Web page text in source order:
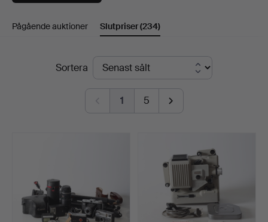
på
Andersson
Pågående auktioner Slutpriser(234)
SlutpriserSortera
1 5